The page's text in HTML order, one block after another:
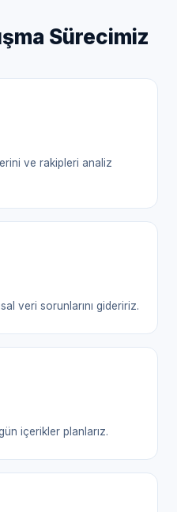
Sürecimiz
ve rakipleri analiz
veri sorunlarını gideririz.
içerikler planlarız.